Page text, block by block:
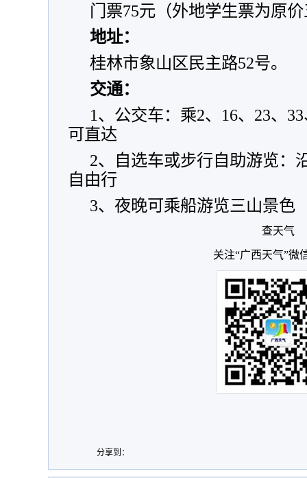
门票75元（外地学生票为原
地址：
桂林市象山区民主路52号。
交通：
1、公交车：乘2、16、23、
可直达
2、自选车或步行自助游览：
自由行
3、夜晚可乘船游览三山景色
查天气
关注“广西天气”微
分享到：